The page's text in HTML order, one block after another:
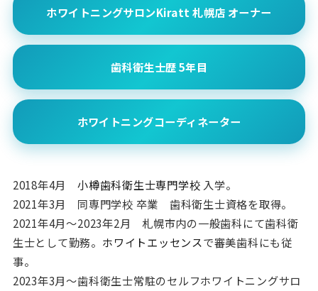
ホワイトニングサロンKiratt 札幌店 オーナー
歯科衛生士歴 5年目
ホワイトニングコーディネーター
2018年4月小樽歯科衛生士専門学校 入学。
2021年3月 同専門学校 卒業 歯科衛生士資格を取得。
2021年4月〜2023年2月 札幌市内の一般歯科にて歯科衛
生士として勤務。 ホワイトエッセンスで審美歯科にも従
事。
2023年3月〜歯科衛生士常駐のセルフホワイトニングサロ